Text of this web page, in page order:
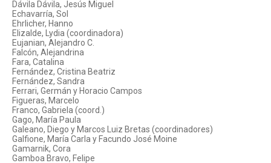
Dávila Dávila, Jesús Miguel
Echavarría, Sol
Ehrlicher, Hanno
Elizalde, Lydia (coordinadora)
Eujanian, Alejandro C.
Falcón, Alejandrina
Fara, Catalina
Fernández, Cristina Beatriz
Fernández, Sandra
Ferrari, Germán y Horacio Campos
Figueras, Marcelo
Franco, Gabriela (coord.)
Gago, María Paula
Galeano, Diego y Marcos Luiz Bretas (coordinadores)
Galfione, María Carla y Facundo José Moine
Gamarnik, Cora
Gamboa Bravo, Felipe